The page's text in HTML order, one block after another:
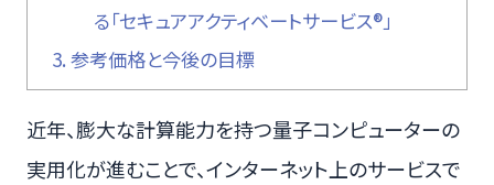
る「セキュアアクティベートサービス®」
3. 参考価格と今後の目標
近年、膨大な計算能力を持つ量子コンピューターの
実用化が進むことで、インターネット上のサービスで